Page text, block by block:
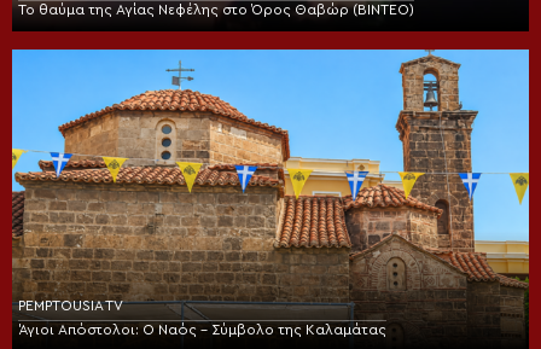
Το θαύμα της Αγίας Νεφέλης στο Όρος Θαβώρ (ΒΙΝΤΕΟ)
PEMPTOUSIA TV
Άγιοι Απόστολοι: Ο Ναός – Σύμβολο της Καλαμάτας